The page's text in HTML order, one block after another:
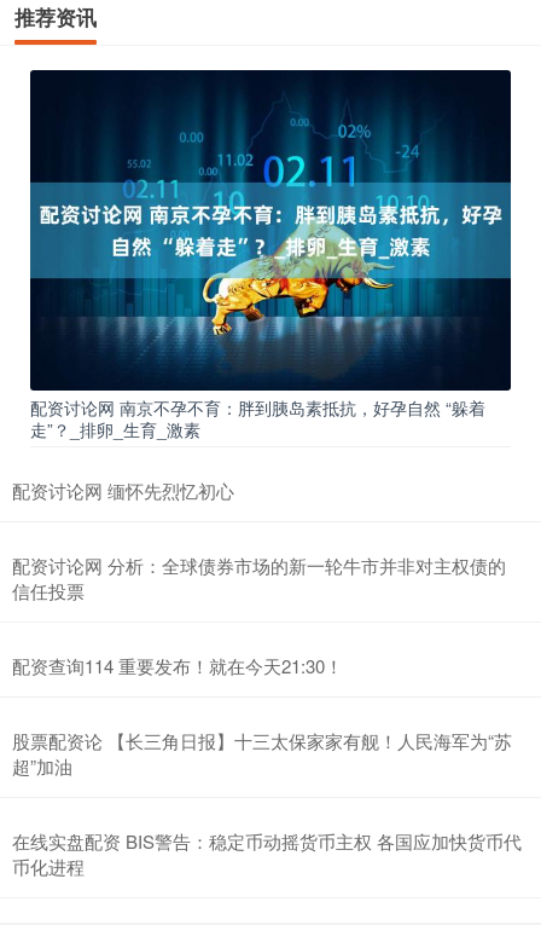
推荐资讯
配资讨论网 南京不孕不育：胖到胰岛素抵抗，好孕自然 “躲着
走”？_排卵_生育_激素
配资讨论网 缅怀先烈忆初心
配资讨论网 分析：全球债券市场的新一轮牛市并非对主权债的
信任投票
配资查询114 重要发布！就在今天21:30！
股票配资论 【长三角日报】十三太保家家有舰！人民海军为“苏
超”加油
在线实盘配资 BIS警告：稳定币动摇货币主权 各国应加快货币代
币化进程